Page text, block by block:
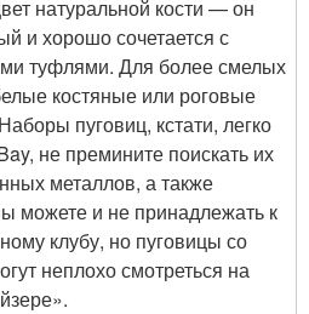
натуральной кости — он
и хорошо сочетается с
туфлями. Для более смелых
костяные или роговые
пуговиц, кстати, легко
не премините поискать их
металлов, а также
можете и не принадлежать к
клубу, но пуговицы со
неплохо смотреться на